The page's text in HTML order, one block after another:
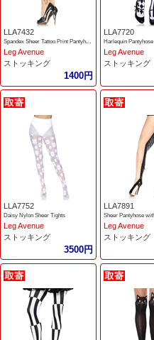
LLA7432
Spandex Sheer Tattoo Print Pantyhose
Leg Avenue
ストッキング
1400円
LLA7720
Harlequin Pantyhose
Leg Avenue
ストッキング
LLA7752
Daisy Nylon Sheer Tights
Leg Avenue
ストッキング
3500円
LLA7891
Leg Avenue
ストッキング